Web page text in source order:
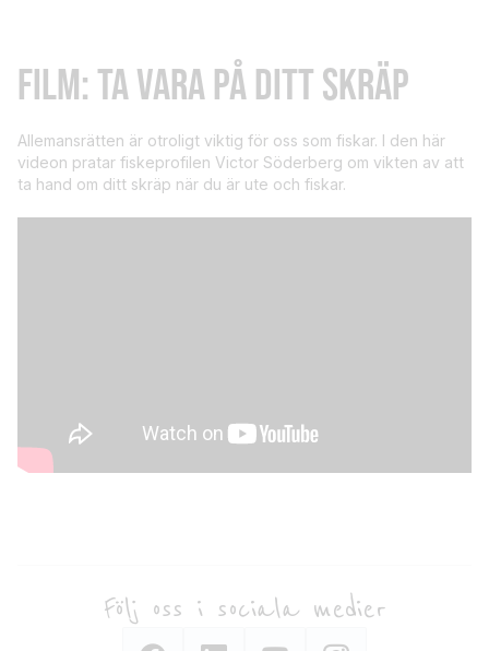
FILM: TA VARA PÅ DITT SKRÄP
Allemansrätten är otroligt viktig för oss som fiskar. I den här
videon pratar fiskeprofilen Victor Söderberg om vikten av att
ta hand om ditt skräp när du är ute och fiskar.
Följ oss i sociala medier